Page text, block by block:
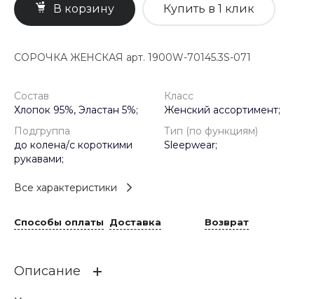
В корзину Купить в 1 клик
СОРОЧКА ЖЕНСКАЯ арт. 1900W-70145.3S-071
Состав
Хлопок 95%, Эластан 5%;
Класс
Женский ассортимент;
Подгруппа
до колена/с короткими
рукавами;
Тип (по функциям)
Sleepwear;
Все характеристики
Способы оплаты Доставка Возврат
Описание